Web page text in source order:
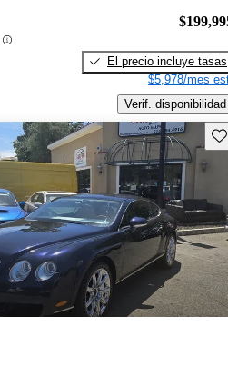
El precio incluye tasas
$5,978/mes
Verif. disponibilidad